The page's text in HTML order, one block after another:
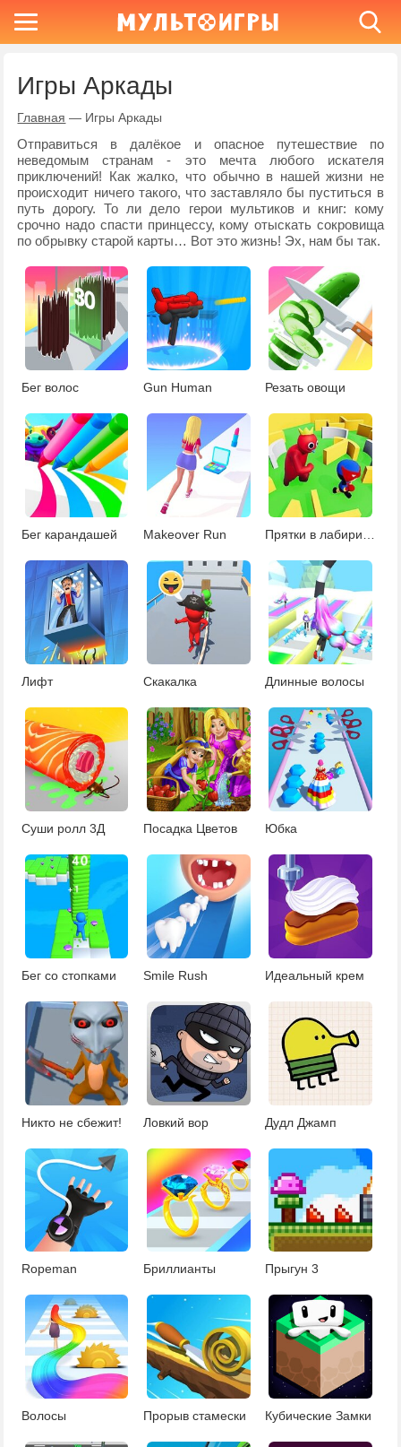
Игры Аркады
Главная — Игры Аркады
Отправиться в далёкое и опасное путешествие по
неведомым странам - это мечта любого искателя
приключений! Как жалко, что обычно в нашей жизни не
происходит ничего такого, что заставляло бы пуститься в
путь дорогу. То ли дело герои мультиков и книг: кому
срочно надо спасти принцессу, кому отыскать сокровища
по обрывку старой карты… Вот это жизнь! Эх, нам бы так.
Бег волос Gun Human Резать овощи
Бег карандашей Makeover Run
Лифт Скакалка Длинные волосы
Суши ролл 3Д Посадка Цветов Юбка
Бег со стопками Smile Rush Идеальный крем
Никто не сбежит! Ловкий вор Дудл Джамп
Ropeman Бриллианты Прыгун 3
Волосы Прорыв стамески Кубические Замки